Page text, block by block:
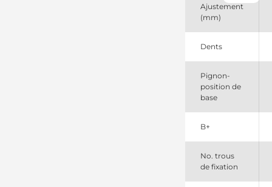
Remy
10455709
Remy
10465024
Cargo
1280004950
Denso
1280004951
Denso
1280008110
Denso
Ajustement
(mm)
Dents
Pignon-
position de
base
B+
No. trous
de fixation